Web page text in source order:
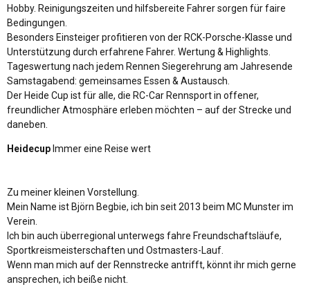
Hobby. Reinigungszeiten und hilfsbereite Fahrer sorgen für faire
Bedingungen.
Besonders Einsteiger profitieren von der RCK-Porsche-Klasse und
Unterstützung durch erfahrene Fahrer. Wertung & Highlights.
Tageswertung nach jedem Rennen Siegerehrung am Jahresende
Samstagabend: gemeinsames Essen & Austausch.
Der Heide Cup ist für alle, die RC-Car Rennsport in offener,
freundlicher Atmosphäre erleben möchten – auf der Strecke und
daneben.
Heidecup Immer eine Reise wert
Zu meiner kleinen Vorstellung.
Mein Name ist Björn Begbie, ich bin seit 2013 beim MC Munster im
Verein.
Ich bin auch überregional unterwegs fahre Freundschaftsläufe,
Sportkreismeisterschaften und Ostmasters-Lauf.
Wenn man mich auf der Rennstrecke antrifft, könnt ihr mich gerne
ansprechen, ich beiße nicht.